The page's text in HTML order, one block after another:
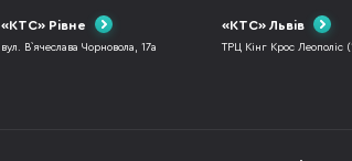
«КТС» Рівне
вул. В`ячеслава Чорновола, 17а
«КТС» Львів
ТРЦ Кінг Крос Леополіс